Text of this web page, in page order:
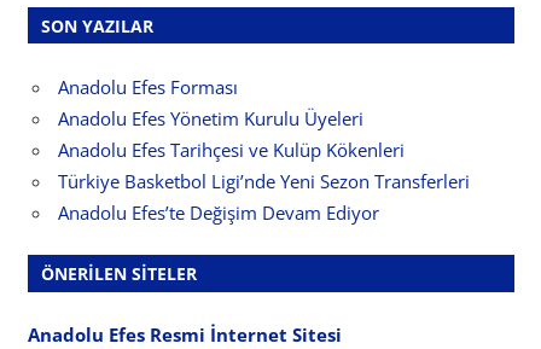
SON YAZILAR
Anadolu Efes Forması
Anadolu Efes Yönetim Kurulu Üyeleri
Anadolu Efes Tarihçesi ve Kulüp Kökenleri
Türkiye Basketbol Ligi’nde Yeni Sezon Transferleri
Anadolu Efes’te Değişim Devam Ediyor
ÖNERILEN SITELER
Anadolu Efes Resmi İnternet Sitesi